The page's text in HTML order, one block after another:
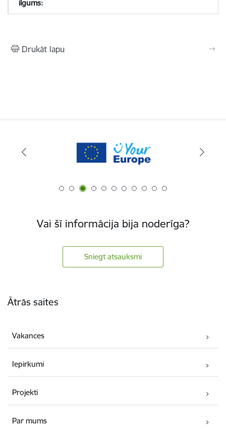
Drukāt lapu
Vai šī informācija bija noderīga?
Sniegt atsauksmi
Ātrās saites
Vakances
Iepirkumi
Projekti
Par mums